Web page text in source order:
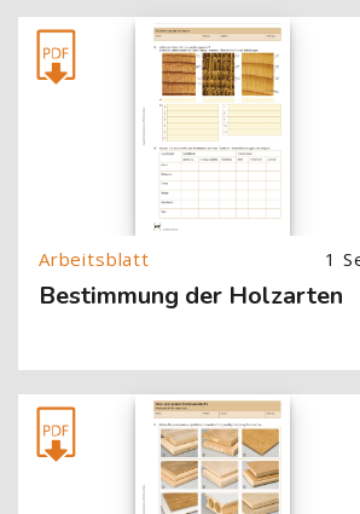
[Cocoon] About (Text with Image)
1
Bestimmung der Holzarten
[Cocoon] About (Text with Image)